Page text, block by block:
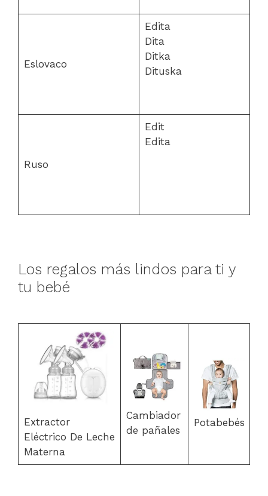
Eslovaco
Edita
Dita
Ditka
Dituska
Ruso
Edit
Edita
Los regalos más lindos para ti y
tu bebé
Extractor
Eléctrico De Leche
Materna
Cambiador
de pañales
Potabebés